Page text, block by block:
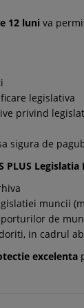
12 luni va
legislativa
privind
sigura de
PLUS Legislatia
muncii
de
in cadrul
excelenta